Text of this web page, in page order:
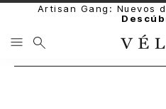
Artisan Gang: Nuevos